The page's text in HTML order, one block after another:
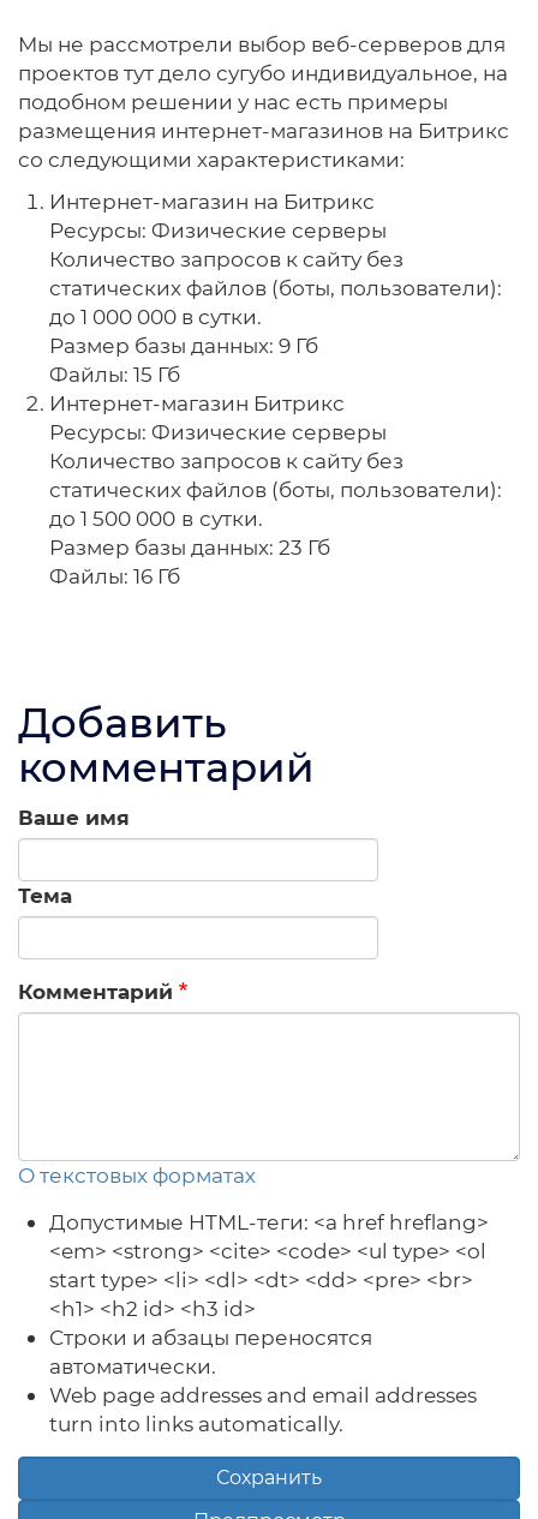
Мы не рассмотрели выбор веб-серверов для
проектов тут дело сугубо индивидуальное, на
подобном решении у нас есть примеры
размещения интернет-магазинов на Битрикс
со следующими характеристиками:
Интернет-магазин на Битрикс
Ресурсы: Физические серверы
Количество запросов к сайту без
статических файлов (боты, пользователи):
до 1 000 000 в сутки.
Размер базы данных: 9 Гб
Файлы: 15 Гб
Интернет-магазин Битрикс
Ресурсы: Физические серверы
Количество запросов к сайту без
статических файлов (боты, пользователи):
до 1 500 000 в сутки.
Размер базы данных: 23 Гб
Файлы: 16 Гб
Добавить
комментарий
Ваше имя
Тема
Комментарий
О текстовых форматах
Допустимые HTML-теги: <a href hreflang>
<em> <strong> <cite> <code> <ul type> <ol
start type> <li> <dl> <dt> <dd> <pre> <br>
<h1> <h2 id> <h3 id>
Строки и абзацы переносятся
автоматически.
Web page addresses and email addresses
turn into links automatically.